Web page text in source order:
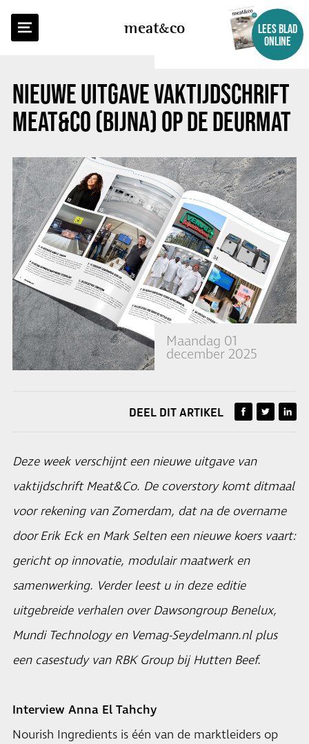
meatco
LEES BLAD
ONLINE
NIEUWE UITGAVE VAKTIJDSCHRIFT
MEAT&CO (BIJNA) OP DE DEURMAT
Maandag 01
december 2025
TERUG NAAR OVERZICHT
DEEL DIT ARTIKEL
Deze week verschijnt een nieuwe uitgave van
vaktijdschrift Meat&Co. De coverstory komt ditmaal
voor rekening van Zomerdam, dat na de overname
door Erik Eck en Mark Selten een nieuwe koers vaart:
gericht op innovatie, modulair maatwerk en
samenwerking. Verder leest u in deze editie
uitgebreide verhalen over Dawsongroup Benelux,
Mundi Technology en Vemag-Seydelmann.nl plus
een casestudy van RBK Group bij Hutten Beef.
Interview Anna El Tahchy
Nourish Ingredients is één van de marktleiders op